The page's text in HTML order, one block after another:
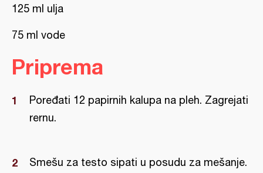
125 ml ulja
75 ml vode
Priprema
Poređati 12 papirnih kalupa na pleh. Zagrejati
rernu.
Smešu za testo sipati u posudu za mešanje.